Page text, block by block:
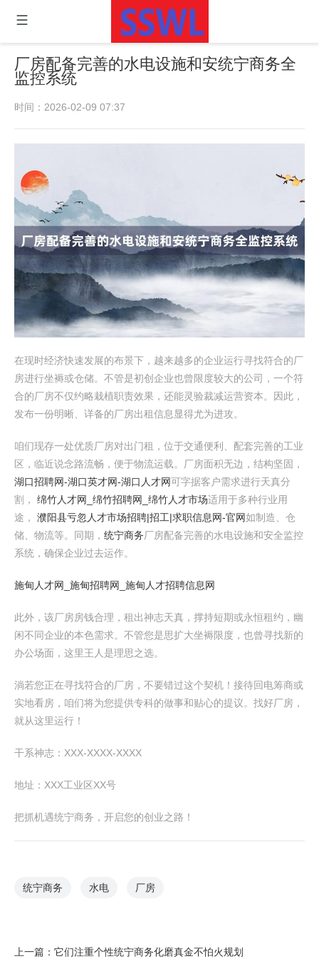
厂房配备完善的水电设施和安统宁商务全
监控系统
时间：2026-02-09 07:37
在现时经济快速发展的布景下，越来越多的企业运行寻找符合的厂
房进行坐褥或仓储。不管是初创企业也曾限度较大的公司，一个符
合的厂房不仅约略栽植职责效果，还能灵验裁减运营资本。因此，
发布一份明晰、详备的厂房出租信息显得尤为进攻。
咱们现存一处优质厂房对出门租，位于交通便利、配套完善的工业
区，临近说念路流畅，便于物流运载。厂房面积无边，结构坚固，
湖口招聘网-湖口英才网-湖口人才网可字据客户需求进行天真分
割， 绵竹人才网_绵竹招聘网_绵竹人才市场适用于多种行业用
途， 濮阳县亏忽人才市场招聘|招工|求职信息网-官网如制造、仓
储、物流等。同期， 统宁商务厂房配备完善的水电设施和安全监控
系统，确保企业过去运作。
施甸人才网_施甸招聘网_施甸人才招聘信息网
此外，该厂房房钱合理，租出神志天真，撑持短期或永恒租约，幽
闲不同企业的本色需求。不管您是思扩大坐褥限度，也曾寻找新的
办公场面，这里王人是理思之选。
淌若您正在寻找符合的厂房，不要错过这个契机！接待回电筹商或
实地看房，咱们将为您提供专科的做事和贴心的提议。找好厂房，
就从这里运行！
干系神志：XXX-XXXX-XXXX
地址：XXX工业区XX号
把抓机遇统宁商务，开启您的创业之路！
统宁商务 水电 厂房
上一篇： 它们注重个性统宁商务化磨真金不怕火规划